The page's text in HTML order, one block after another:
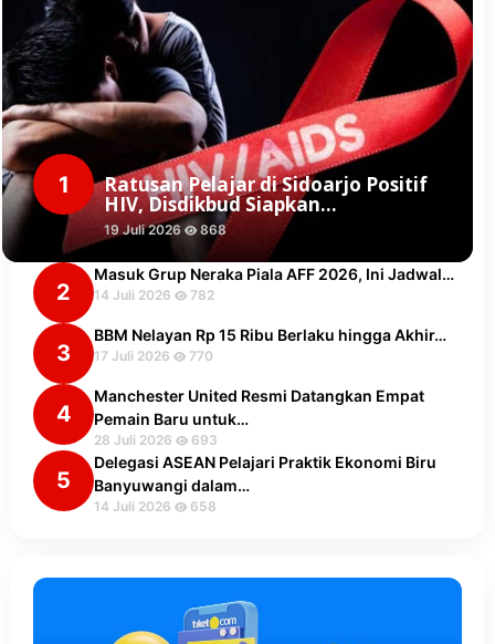
1 Ratusan Pelajar di Sidoarjo Positif
HIV, Disdikbud Siapkan…
19 Juli 2026 868
2
Masuk Grup Neraka Piala AFF 2026, Ini Jadwal…
14 Juli 2026 782
3
BBM Nelayan Rp 15 Ribu Berlaku hingga Akhir…
17 Juli 2026 770
4
Manchester United Resmi Datangkan Empat
Pemain Baru untuk…
28 Juli 2026 693
5
Delegasi ASEAN Pelajari Praktik Ekonomi Biru
Banyuwangi dalam…
14 Juli 2026 658